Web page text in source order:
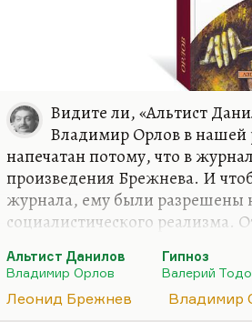
Видите ли, «Альтист
Владимир Орлов в
напечатан потому, что в
произведения Брежнева. И
журнала, ему были разрешены
социалистического реализма.
текста: первый – «Самшитовый
написан Вертер» Катаева (в
правда, не прямо), а третий –
Альтист Данилов
Владимир Орлов
Гипноз
Валерий
Леонид Брежнев Владимир